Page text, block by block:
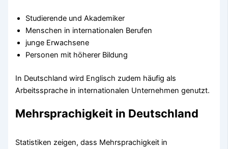
Studierende und Akademiker
Menschen in internationalen Berufen
junge Erwachsene
Personen mit höherer Bildung
In Deutschland wird Englisch zudem häufig als
Arbeitssprache in internationalen Unternehmen genutzt.
Mehrsprachigkeit in Deutschland
Statistiken zeigen, dass Mehrsprachigkeit in